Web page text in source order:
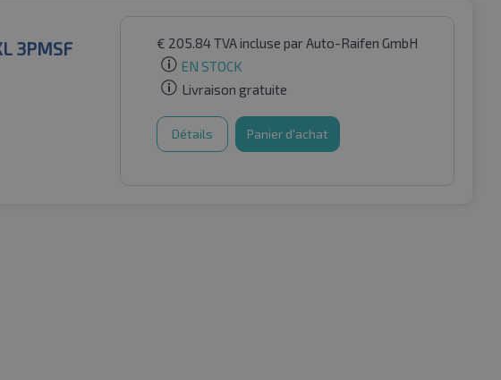
3PMSF
€ 205.84TVA incluse par Auto-Raifen GmbH
EN STOCK
Livraison gratuite
Détails Panier d'achat